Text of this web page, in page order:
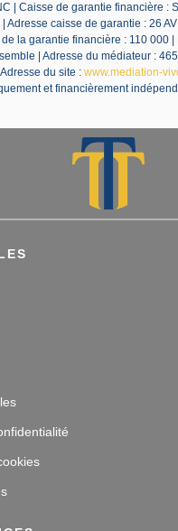
| Caisse de garantie financière :
Adresse caisse de garantie : 26
de la garantie financière : 110 000
| Adresse du médiateur :
du site : www.mediation-
et financièrement